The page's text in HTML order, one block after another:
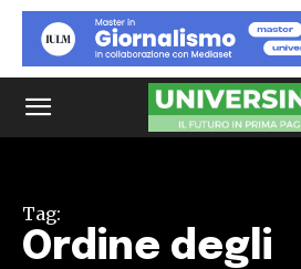
Tag:
Ordine degli